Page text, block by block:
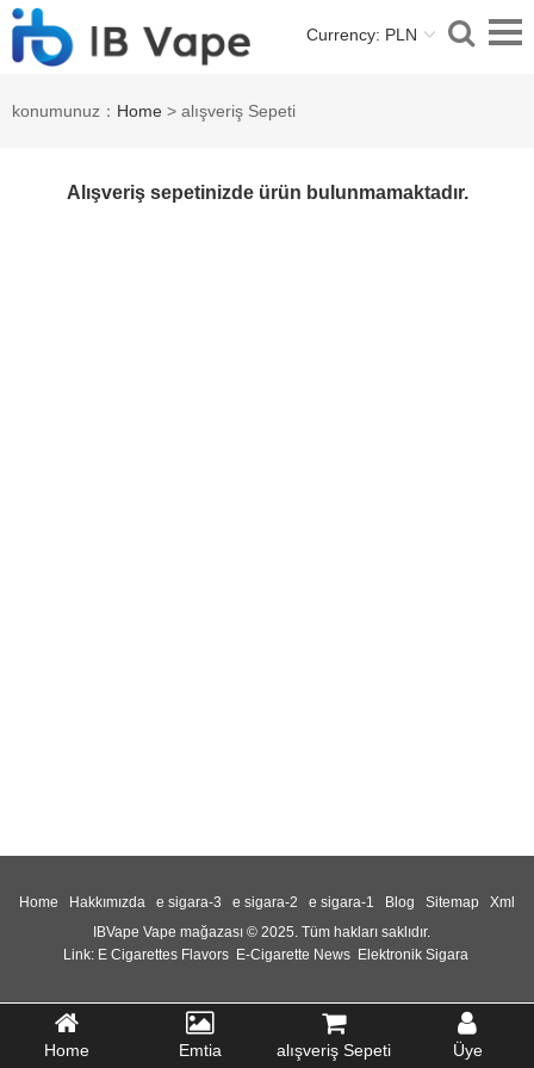
Currency: PLN
konumunuz： Home > alışveriş Sepeti
Alışveriş sepetinizde ürün bulunmamaktadır.
Home Hakkımızda e sigara-3 e sigara-2 e sigara-1 Blog Sitemap
Xml
IBVape Vape mağazası © 2025. Tüm hakları saklıdır.
Link: E Cigarettes Flavors E-Cigarette News Elektronik Sigara
Home Emtia alışveriş Sepeti Üye